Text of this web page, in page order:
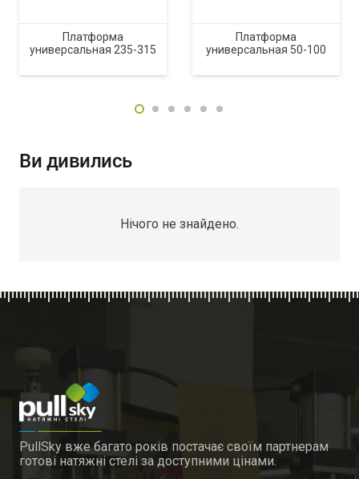
Платформа
универсальная 235-315
Платформа
универсальная 50-100
Ви дивились
Нічого не знайдено.
PullSky вже багато років постачає своїм партнерам
готові натяжні стелі за доступними цінами.